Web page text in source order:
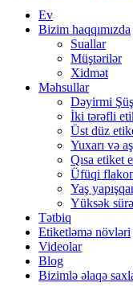
Ev
Bizim haqqımızda
Suallar
Müştərilər
Xidmət
Məhsullar
Dəyirmi
İki tərəfli
Üst düz
Yuxarı və
Qısa etiket
Üfüqi flakon
Yaş
Yüksək
Tətbiq
Etiketləmə növləri
Videolar
Blog
Bizimlə əlaqə